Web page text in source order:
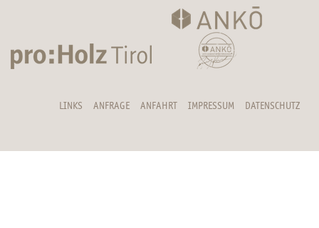
LINKS ANFRAGE ANFAHRT IMPRESSUM DATENSCHUTZ